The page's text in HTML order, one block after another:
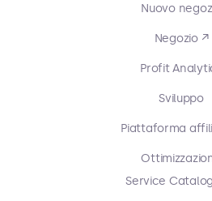
Nuovo
Negozio ↗
Profit
Sviluppo
Piattaforma
Service